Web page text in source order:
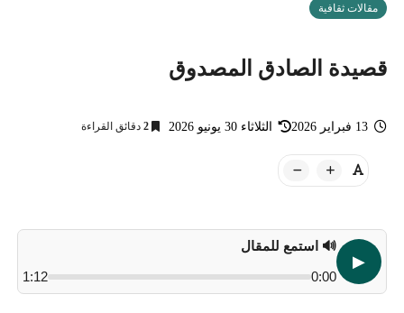
مقالات ثقافية
قصيدة الصادق المصدوق
الثلاثاء 30 يونيو 2026 2 دقائق القراءة
▶
🔊 استمع للمقال
0:00
1:12